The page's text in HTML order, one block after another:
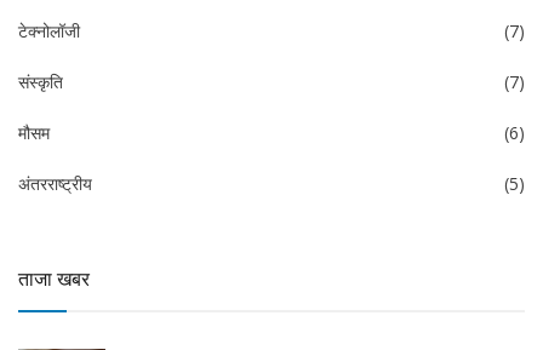
टेक्नोलॉजी (7)
संस्कृति (7)
मौसम (6)
अंतरराष्ट्रीय (5)
ताजा खबर